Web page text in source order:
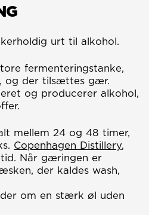
urt til alkohol.
fermenteringstanke,
og der tilsættes gær.
og producerer alkohol,
mellem 24 og 48 timer,
Copenhagen Distillery,
Når gæringen er
der kaldes wash,
om en stærk øl uden